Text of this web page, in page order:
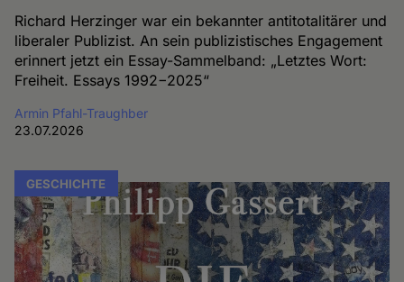
Richard Herzinger war ein bekannter antitotalitärer und
liberaler Publizist. An sein publizistisches Engagement
erinnert jetzt ein Essay-Sammelband: „Letztes Wort:
Freiheit. Essays 1992−2025“
Armin Pfahl-Traughber
23.07.2026
GESCHICHTE